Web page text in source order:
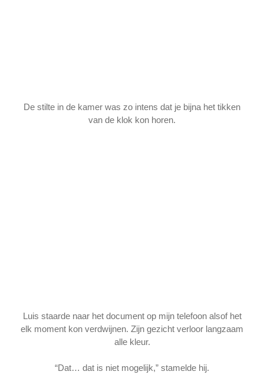
De stilte in de kamer was zo intens dat je bijna het tikken
van de klok kon horen.
Luis staarde naar het document op mijn telefoon alsof het
elk moment kon verdwijnen. Zijn gezicht verloor langzaam
alle kleur.
“Dat… dat is niet mogelijk,” stamelde hij.